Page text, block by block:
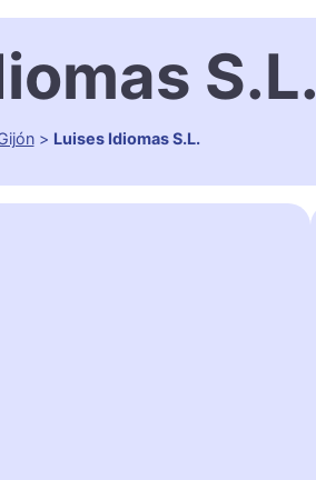
S.L.
> Luises Idiomas S.L.